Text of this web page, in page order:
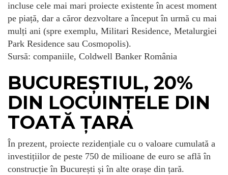
incluse cele mai mari proiecte existente în acest moment
pe piață, dar a căror dezvoltare a început în urmă cu mai
mulți ani (spre exemplu, Militari Residence, Metalurgiei
Park Residence sau Cosmopolis).
Sursă: companiile, Coldwell Banker România
BUCUREȘTIUL, 20%
DIN LOCUINȚELE DIN
TOATĂ ȚARA
În prezent, proiecte rezidențiale cu o valoare cumulată a
investițiilor de peste 750 de milioane de euro se află în
construcție în București și în alte orașe din țară.